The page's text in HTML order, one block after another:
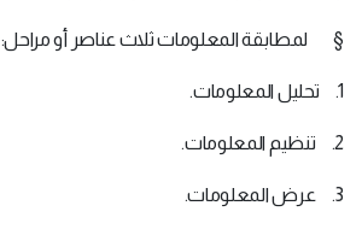
§ لمطابقة المعلومات ثلاث عناصر أو مراحل:
1. تحليل المعلومات.
2. تنظيم المعلومات.
3. عرض المعلومات.